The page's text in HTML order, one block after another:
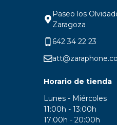
Paseo los
Zaragoza
642 34 22 23
Horario de tienda
Lunes - Miércoles
11:00h - 13:00h
17:00h - 20:00h